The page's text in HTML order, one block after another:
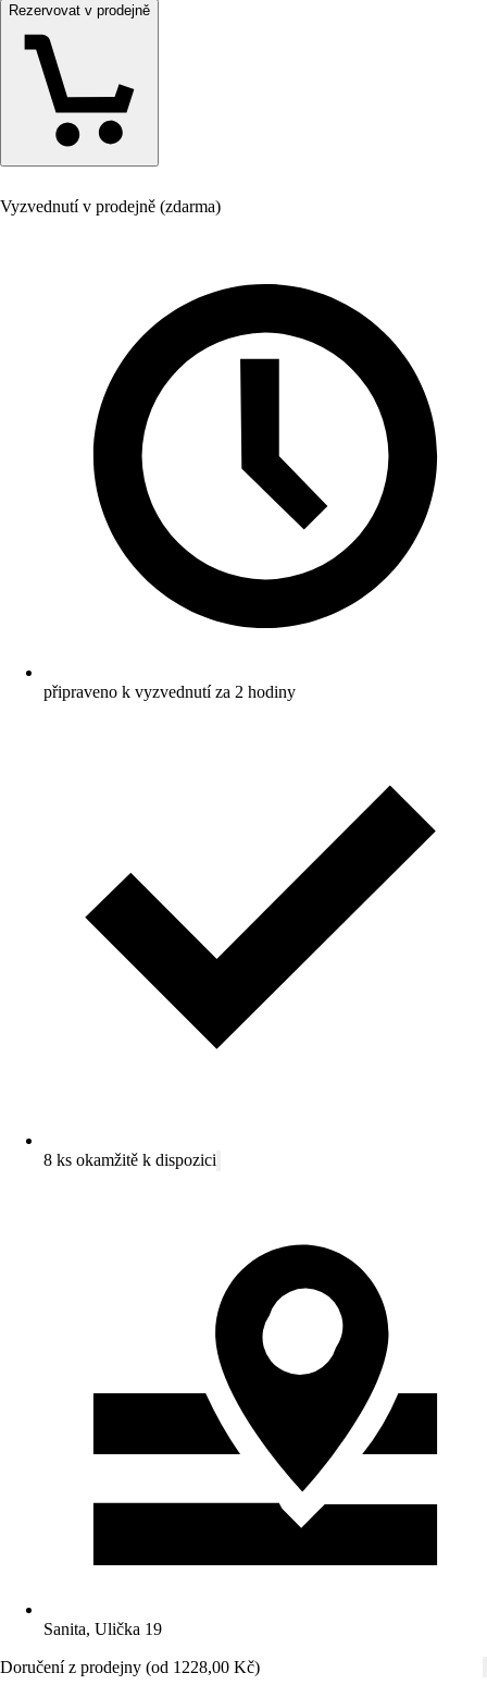
Rezervovat v prodejně
Vyzvednutí v prodejně (zdarma)
připraveno k vyzvednutí za 2 hodiny
8 ks okamžitě k dispozici
Sanita, Ulička 19
Doručení z prodejny (od 1228,00 Kč)